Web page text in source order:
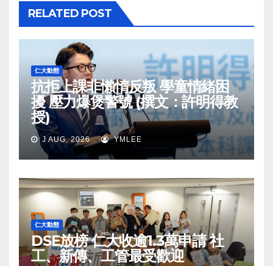
RELATED POST
仁大動態
抗拒上課非懶惰反叛 學童情緒困
擾 壓力爆煲警號 (撰文：許明得教
授)
J AUG, 2026 YMLEE
仁大動態
DSE放榜 仁大收逾1.3萬申請 社
工、新傳、工管最受歡迎